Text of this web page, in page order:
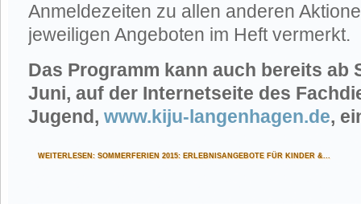
Anmeldezeiten zu allen anderen
jeweiligen Angeboten im Heft vermerkt.
Das Programm kann auch bereits ab
Juni, auf der Internetseite des
Jugend, www.kiju-langenhagen.de,
WEITERLESEN: SOMMERFERIEN 2015: ERLEBNISANGEBOTE FÜR KINDER &...